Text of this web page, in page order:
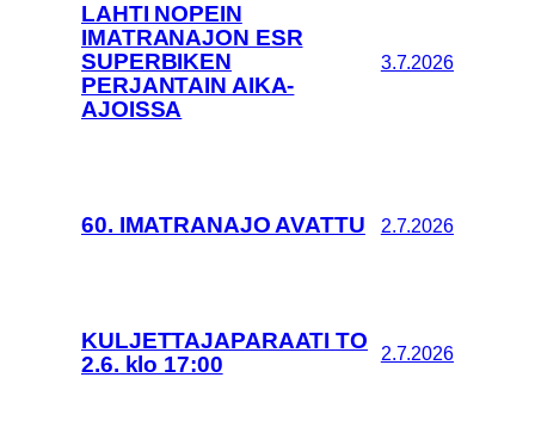
LAHTI NOPEIN
IMATRANAJON ESR
SUPERBIKEN
PERJANTAIN AIKA-
AJOISSA
3.7.2026
60. IMATRANAJO AVATTU 2.7.2026
KULJETTAJAPARAATI TO
2.6. klo 17:00
2.7.2026